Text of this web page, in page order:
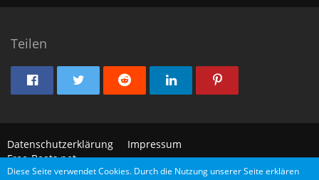
Teilen
Datenschutzerklärung
Impressum
Free-Beats.net
Diese Seite verwendet Cookies. Durch die Nutzung unserer Seite erklären